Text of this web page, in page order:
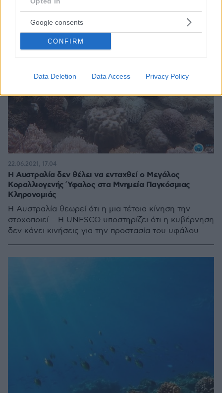
Google consents
CONFIRM
Data Deletion Data Access Privacy Policy
Η Αυστραλία δεν θέλει να ενταχθεί ο Μεγάλος
Κοραλλιογενής Ύφαλος στα Μνημεία Παγκόσμιας
Κληρονομιάς
Η Αυστραλία θεωρεί ότι η μια τέτοια κίνηση την
στοχοποιεί – Η UNESCO υποστηρίζει ότι η κυβέρνηση
δεν κάνει κινήσεις για την προστασία του υφάλου
22.06.2021, 17:04